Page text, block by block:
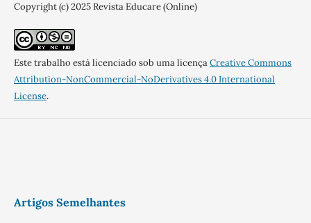
Copyright (c) 2025 Revista Educare (Online)
Este trabalho está licenciado sob uma licençaCreative Commons
Attribution-NonCommercial-NoDerivatives 4.0 International
License.
Artigos Semelhantes